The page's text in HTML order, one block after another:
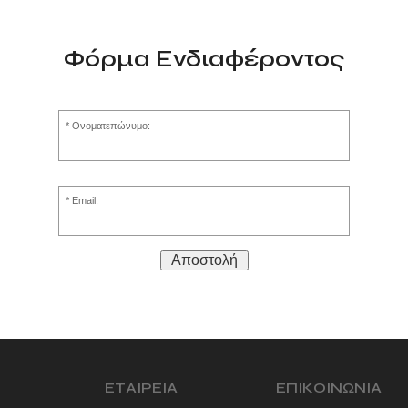
Φόρμα Ενδιαφέροντος
Ονοματεπώνυμο:
Email:
Αποστολή
ΕΤΑΙΡΕΙΑ ΕΠΙΚΟΙΝΩΝΙΑ